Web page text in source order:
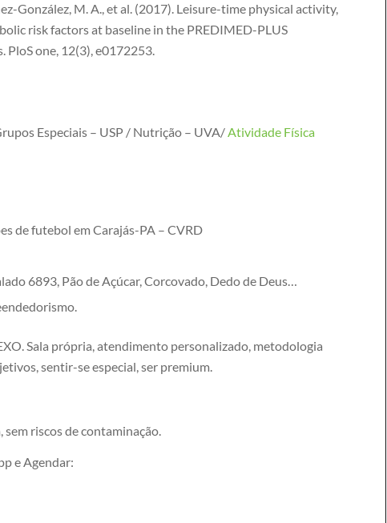
González, M. A., et al. (2017). Leisure-time physical activity,
risk factors at baseline in the PREDIMED-PLUS
one, 12(3), e0172253.
Especiais – USP / Nutrição – UVA/Atividade Física
de futebol em Carajás-PA – CVRD
6893, Pão de Açúcar, Corcovado, Dedo de Deus…
Sala própria, atendimento personalizado, metodologia
sentir-se especial, ser premium.
riscos de contaminação.
e Agendar: